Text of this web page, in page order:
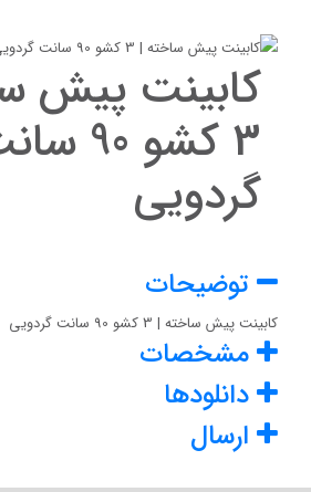
کابینت پیش
3 کشو 90
گردویی
توضیحات
کابینت پیش ساخته | 3 کشو 90 سانت گردویی
مشخصات
دانلودها
ارسال